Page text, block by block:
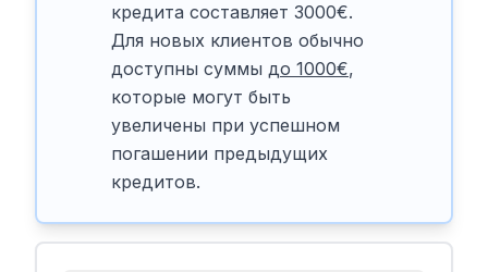
кредита составляет 3000€.
Для новых клиентов обычно
доступны суммы до 1000€,
которые могут быть
увеличены при успешном
погашении предыдущих
кредитов.